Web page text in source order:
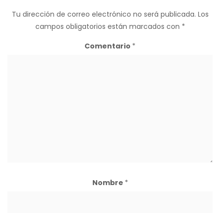
Tu dirección de correo electrónico no será publicada. Los
campos obligatorios están marcados con *
Comentario *
Nombre *